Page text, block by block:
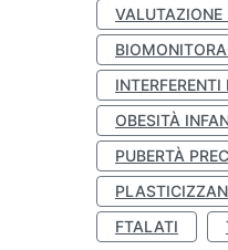
INTERFERENTI
OBESITÀ
PUBERTÀ
FTALATI